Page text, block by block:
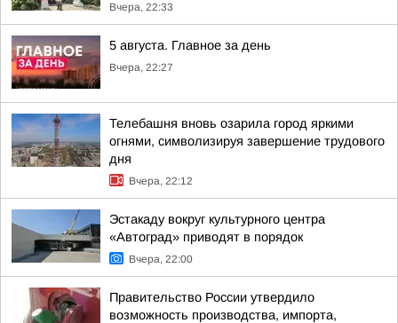
Вчера, 22:33
5 августа. Главное за день
Вчера, 22:27
Телебашня вновь озарила город яркими
огнями, символизируя завершение трудового
дня
Вчера, 22:12
Эстакаду вокруг культурного центра
«Автоград» приводят в порядок
Вчера, 22:00
Правительство России утвердило
возможность производства, импорта,